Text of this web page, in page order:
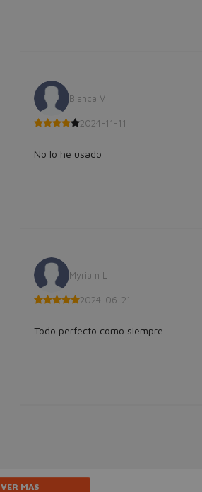
Blanca V
2024-11-11
No lo he usado
Myriam L
2024-06-21
Todo perfecto como siempre.
VER MÁS